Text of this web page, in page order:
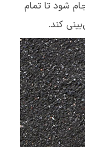
شود تا تمام
کند.